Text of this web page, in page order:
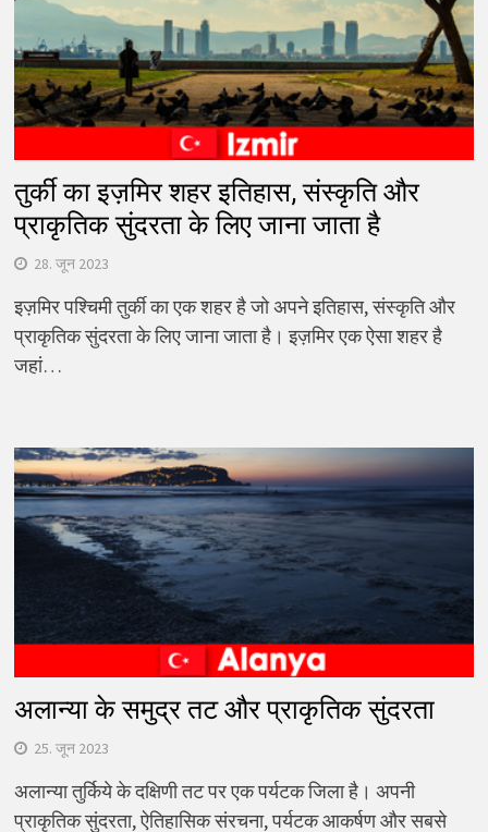
तुर्की का इज़मिर शहर इतिहास, संस्कृति और
प्राकृतिक सुंदरता के लिए जाना जाता है
28. जून 2023
इज़मिर पश्चिमी तुर्की का एक शहर है जो अपने इतिहास, संस्कृति और
प्राकृतिक सुंदरता के लिए जाना जाता है। इज़मिर एक ऐसा शहर है
जहां…
अलान्या के समुद्र तट और प्राकृतिक सुंदरता
25. जून 2023
अलान्या तुर्किये के दक्षिणी तट पर एक पर्यटक जिला है। अपनी
प्राकृतिक सुंदरता, ऐतिहासिक संरचना, पर्यटक आकर्षण और सबसे